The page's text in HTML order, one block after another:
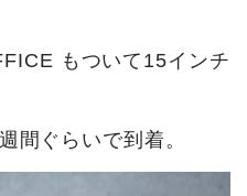
もついて15インチ
間ぐらいで到着。